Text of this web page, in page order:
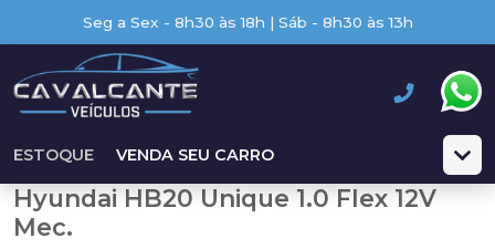
Seg a Sex - 8h30 às 18h | Sáb - 8h30 às 13h
ESTOQUE VENDA SEU CARRO
Hyundai HB20 Unique 1.0 Flex 12V
Mec.